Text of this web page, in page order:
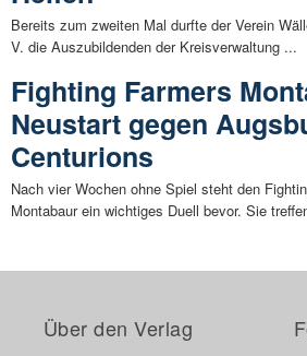
Bereits zum zweiten Mal durfte der Verein
V. die Auszubildenden der Kreisverwaltung ...
Fighting Farmers
Neustart gegen
Centurions
Nach vier Wochen ohne Spiel steht den
Montabaur ein wichtiges Duell bevor. Sie
Über den Verlag